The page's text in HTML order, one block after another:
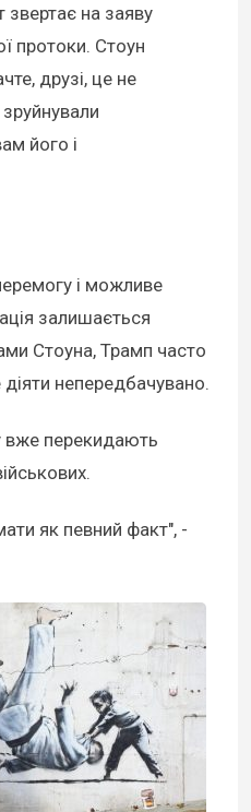
звертає на заяву
протоки. Стоун
друзі, це не
його і
і можливе
залишається
Стоуна, Трамп часто
непередбачувано.
вже перекидають
як певний факт", -